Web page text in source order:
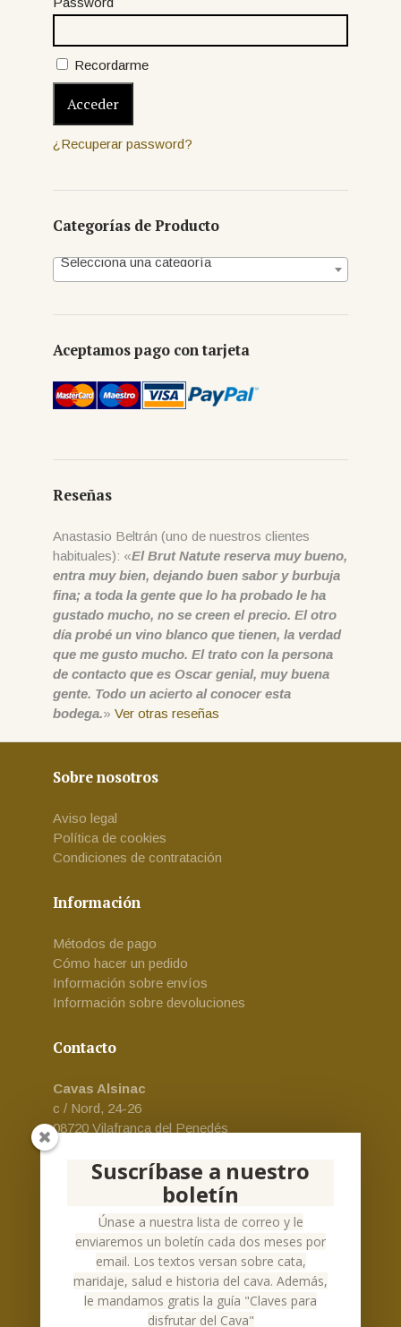
Recordarme
¿Recuperar password?
Categorías de Producto
Selecciona una categoría
Aceptamos pago con tarjeta
Reseñas
Anastasio Beltrán (uno de nuestros clientes
habituales): «El Brut Natute reserva muy bueno,
entra muy bien, dejando buen sabor y burbuja
fina; a toda la gente que lo ha probado le ha
gustado mucho, no se creen el precio. El otro
día probé un vino blanco que tienen, la verdad
que me gusto mucho. El trato con la persona
de contacto que es Oscar genial, muy buena
gente. Todo un acierto al conocer esta
bodega.» Ver otras reseñas
Sobre nosotros
Aviso legal
Política de cookies
Condiciones de contratación
Información
Métodos de pago
Cómo hacer un pedido
Información sobre envíos
Información sobre devoluciones
Contacto
Cavas Alsinac
c / Nord, 24-26
08720 Vilafranca del Penedés
Email:
Teléfono:+34 930 24 73 69
Español
Social Networks
Suscríbase a nuestro
boletín
Únase a nuestra lista de correo y le
enviaremos un boletín cada dos meses por
email. Los textos versan sobre cata,
maridaje, salud e historia del cava. Además,
le mandamos gratis la guía "Claves para
disfrutar del Cava"